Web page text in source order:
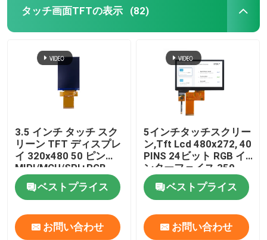
タッチ画面TFTの表示 (82)
3.5 インチ タッチ スク
リーン TFT ディスプレ
イ 320x480 50 ピン
MIPI/MCU/SPI+RGB
ベストプライス
お問い合わせ
5インチタッチスクリー
ン,Tft Lcd 480x272, 40
PINS 24ビット RGB イ
ンターフェイス 350
CD/M2
ベストプライス
お問い合わせ